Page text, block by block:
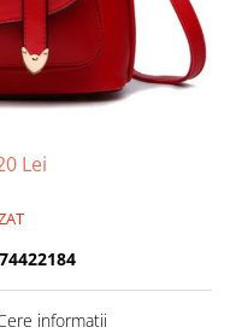
Lei
informatii